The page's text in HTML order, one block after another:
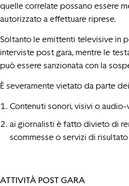
quelle correlate possano essere
autorizzato a effettuare riprese.
Soltanto le emittenti televisive in
interviste post gara, mentre le
può essere sanzionata con la
È severamente vietato da parte
Contenuti sonori, visivi o
ai giornalisti è fatto divieto di
scommesse o servizi di
ATTIVITÀ POST GARA